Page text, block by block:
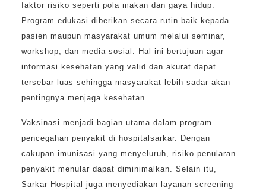
faktor risiko seperti pola makan dan gaya hidup.
Program edukasi diberikan secara rutin baik kepada
pasien maupun masyarakat umum melalui seminar,
workshop, dan media sosial. Hal ini bertujuan agar
informasi kesehatan yang valid dan akurat dapat
tersebar luas sehingga masyarakat lebih sadar akan
pentingnya menjaga kesehatan.
Vaksinasi menjadi bagian utama dalam program
pencegahan penyakit di hospitalsarkar. Dengan
cakupan imunisasi yang menyeluruh, risiko penularan
penyakit menular dapat diminimalkan. Selain itu,
Sarkar Hospital juga menyediakan layanan screening